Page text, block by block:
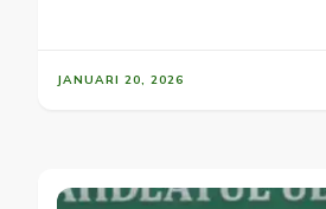
JANUARI 20, 2026